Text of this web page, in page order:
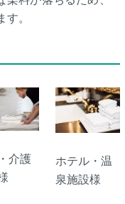
。
介護
ホテル・温
泉施設様